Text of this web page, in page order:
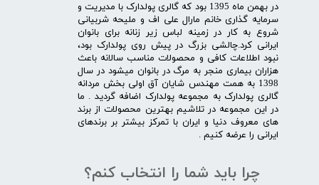
در بهمن ماه 1395 بود که گالری پولدارک با مدیریت و
سرمایه گذاری خانم مارال علی اف و ملیحه شربیانی
شروع به کار در زمینه لباس زیر زنانه برای بانوان
ایرانی کرد.چالشی بزرگ در پیش روی پولدارک بود،
نبود اطلاعات کافی و محصولات مناسب سالانه باعث
هزاران بیماری منجر به مرگ در بانوان میشود در سال
1398 به همت مهندس شایان آق اولی بخش مردانه
گالری پولدارک به مجموعه پولدارک اضافه گردید . ما
در این مجموعه در تلاشیم بهترین محصولات از برند
های معروف دنیا و ایران با تمرکز بیشتر بر برندهای
ایرانی را عرضه کنیم .​​​​​​​
چرا باید شما را انتخاب کنم؟